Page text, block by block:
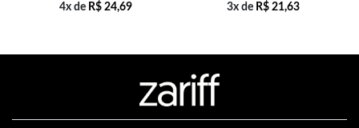
4x de R$ 24,69 3x de R$ 21,63